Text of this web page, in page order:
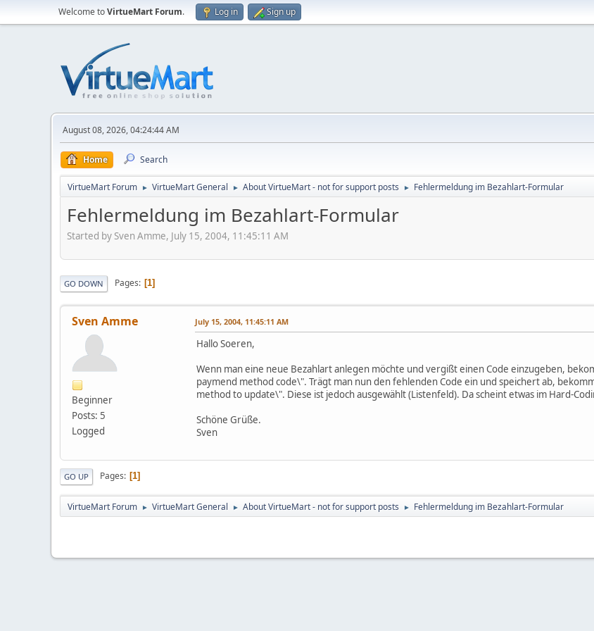
Welcome toVirtueMart Forum. Log in Sign up
August 08, 2026, 04:24:44 AM
Home Search
VirtueMart Forum ► VirtueMart General ► About VirtueMart - not for support posts ► Fehlermeldung im Bezahlart-Formular
Fehlermeldung im Bezahlart-Formular
Started by Sven Amme, July 15, 2004, 11:45:11 AM
GO DOWN Pages 1
Sven Amme
Beginner
Posts: 5
Logged
July 15, 2004, 11:45:11 AM
Hallo Soeren,
Wenn man eine neue Bezahlart anlegen möchte und vergißt einen Code einzugeben,
paymend method code\". Trägt man nun den fehlenden Code ein und speichert ab,
method to update\". Diese ist jedoch ausgewählt (Listenfeld). Da scheint etwas im Hard-
Schöne Grüße.
Sven
GO UP Pages 1
VirtueMart Forum ► VirtueMart General ► About VirtueMart - not for support posts ► Fehlermeldung im Bezahlart-Formular